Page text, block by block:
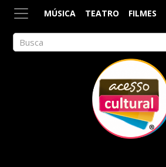
MÚSICA TEATRO FILMES